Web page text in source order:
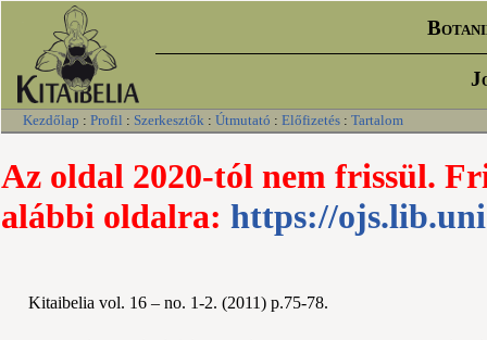
Kezdőlap : Profil : Szerkesztők : Útmutató : Előfizetés : Tartalom
Az oldal 2020-tól nem frissül.
alábbi oldalra: https://
Kitaibelia vol. 16 – no. 1-2. (2011) p.75-78.